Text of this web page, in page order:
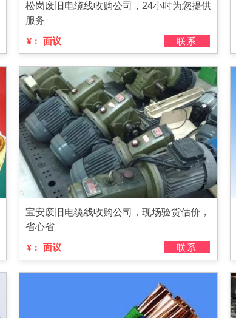
松岗废旧电缆线收购公司，24小时为您提供
服务
¥： 面议 联系
宝安废旧电缆线收购公司，现场验货估价，
省心省
¥： 面议 联系